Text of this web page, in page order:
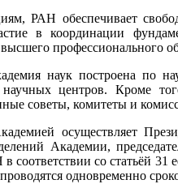
РАН обеспечивает
в координации
профессионального
наук построена по
научных центров. Кроме
советы, комитеты и
осуществляет
Академии,
соответствии со статьёй
одновременно